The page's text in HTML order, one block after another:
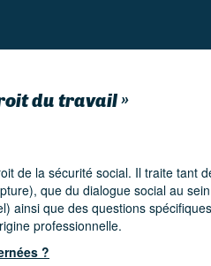
du travail »
de la sécurité social. Il traite tant
que du dialogue social au
ainsi que des questions
professionnelle.
?